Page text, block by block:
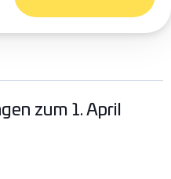
zum 1. April